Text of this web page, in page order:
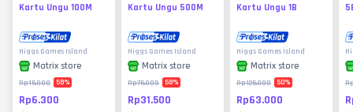
Kartu Ungu 100M
Higgs Games Island
Matrix store
Rp15.000 58%
Rp6.300
Kartu Ungu 500M
Higgs Games Island
Matrix store
Rp75.000 58%
Rp31.500
Kartu Ungu 1B
Higgs Games Island
Matrix store
Rp125.000 50%
Rp63.000